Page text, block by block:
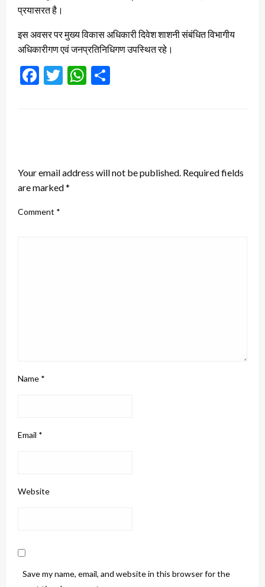
प्रयासरत है।
इस अवसर पर मुख्य विकास अधिकारी दिवेश शाशनी संबंधित विभागीय
अधिकारीगण एवं जनप्रतिनिधिगण उपस्थित रहे।
Facebook
TwitterWhatsApp
Your email address will not be published. Required fields
are marked*
Comment *
Name *
Email *
Website
Save my name, email, and website in this browser for the